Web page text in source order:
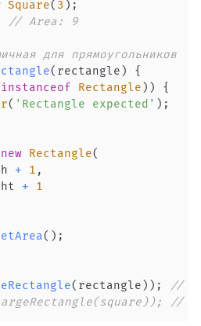
Square( 3 ) ;
// Area: 9
для прямоугольников
( rectangle )
{
instanceof Rectangle ) )
{
( 'Rectangle expected' ) ;
new Rectangle(
+ 1 ,
+
1
( ) ;
( rectangle ) ) ;
//
//